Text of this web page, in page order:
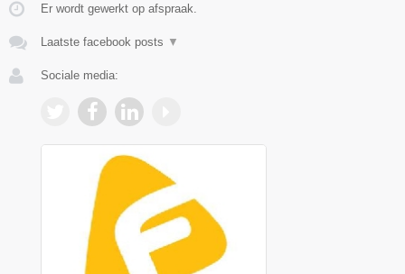
Er wordt gewerkt op afspraak.
Laatste facebook posts ▼
Sociale media: